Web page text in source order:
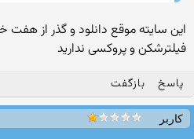
این سایته موقع دانلود و گذر از هفت
فیلترشکن و پروکسی ندارید
پاسخ بازگفت
کاربر